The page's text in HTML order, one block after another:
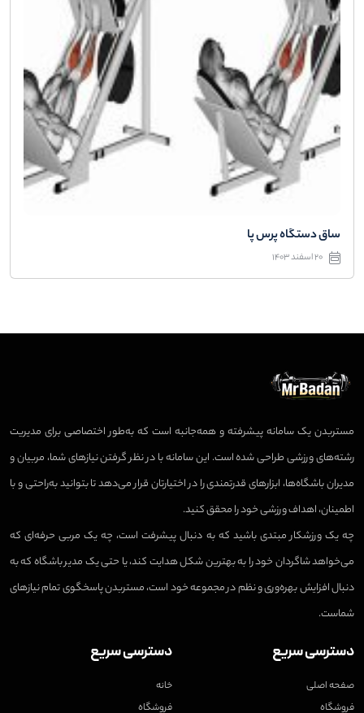
ساق دستگاه پرس پا
20 اسفند 1403
مستربدن یک سامانه پیشرفته و همه‌جانبه است که به‌طور اختصاصی برای مدیریت
رشته‌های ورزشی طراحی شده است. این سامانه با در نظر گرفتن نیازهای شما، مربیان و
مدیران باشگاه‌ها، ابزارهای قدرتمندی را در اختیارتان قرار می‌دهد تا بتوانید به‌راحتی و با
اطمینان، اهداف ورزشی خود را محقق کنید.
چه یک ورزشکار مبتدی باشید که به دنبال پیشرفت است، چه یک مربی حرفه‌ای که
می‌خواهد شاگردان خود را به بهترین شکل هدایت کند، یا حتی یک مدیر باشگاه که به
دنبال افزایش بهره‌وری و نظم در مجموعه خود است، مستربدن پاسخگوی تمام نیازهای
شماست.
دسترسی سریع
صفحه اصلی
فروشگاه
دسترسی سریع
خانه
فروشگاه